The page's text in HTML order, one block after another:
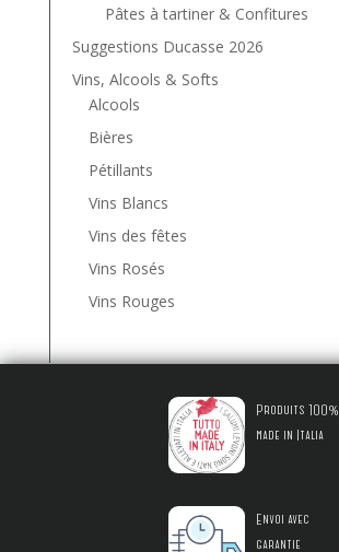
Pâtes à tartiner & Confitures
Suggestions Ducasse 2026
Vins, Alcools & Softs
Alcools
Bières
Pétillants
Vins Blancs
Vins des fêtes
Vins Rosés
Vins Rouges
Produits 100%
made in Italia
Envoi avec
garantie